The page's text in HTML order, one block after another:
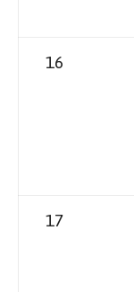
16
17